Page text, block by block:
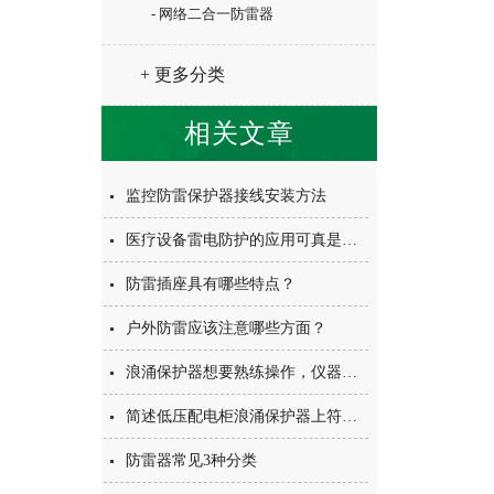
- 网络二合一防雷器
+ 更多分类
相关文章
监控防雷保护器接线安装方法
医疗设备雷电防护的应用可真是太重要了
防雷插座具有哪些特点？
户外防雷应该注意哪些方面？
浪涌保护器想要熟练操作，仪器常用符号定要了如指掌
简述低压配电柜浪涌保护器上符号分别代表的意思
防雷器常见3种分类